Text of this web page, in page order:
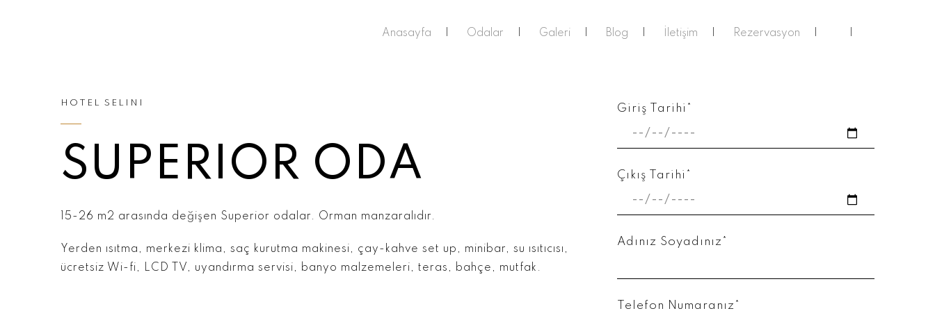
Anasayfa Odalar Galeri Blog İletişim Rezervasyon
HOTEL SELINI
SUPERIOR ODA
15-26 m2 arasında değişen Superior odalar. Orman manzaralıdır.
Yerden ısıtma, merkezi klima, saç kurutma makinesi, çay-kahve set up, minibar, su ısıtıcısı,
ücretsiz Wi-fi, LCD TV, uyandırma servisi, banyo malzemeleri, teras, bahçe, mutfak.
Giriş Tarihi*
Çıkış Tarihi*
Adınız Soyadınız*
Telefon Numaranız*